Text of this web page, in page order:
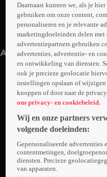
Anderen kijken ook
Ga
Daarnaast kunnen we, als je
gebruiken om onze content,
personaliseren en je relevante
marketingdoeleinden delen met
advertentiepartners gebruiken
advertenties, advertentie- en
en ontwikkeling van diensten.
ook je precieze geolocatie
instellingen opslaan of
knoppen of door naar de
ons privacy- en cookiebeleid.
Wij en onze partners
volgende doeleinden:
Gepersonaliseerde advertenties
contentmetingen,
diensten. Precieze
van apparaten.